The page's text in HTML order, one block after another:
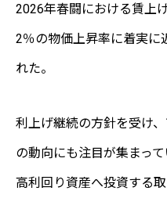
2026年春闘における賃上
2％の物価上昇率に着実に
れた。
利上げ継続の方針を受け
の動向にも注目が集まっ
高利回り資産へ投資する